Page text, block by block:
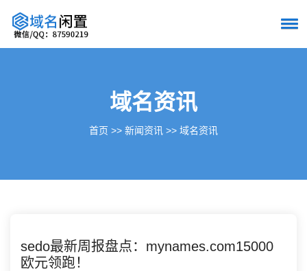
域名资讯
首页 >> 新闻资讯 >> 域名资讯
sedo最新周报盘点：mynames.com15000
欧元领跑！